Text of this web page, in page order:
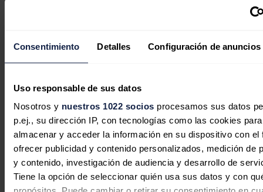
Consentimiento Detalles Configuración de anuncios
Uso responsable de sus datos
Nosotros y nuestros 1022 socios procesamos sus datos
p.ej., su dirección IP, con tecnologías como las cookies para
almacenar y acceder la información en su dispositivo con el
ofrecer publicidad y contenido personalizados, medición de
y contenido, investigación de audiencia y desarrollo de
Tiene la opción de seleccionar quién usa sus datos y con